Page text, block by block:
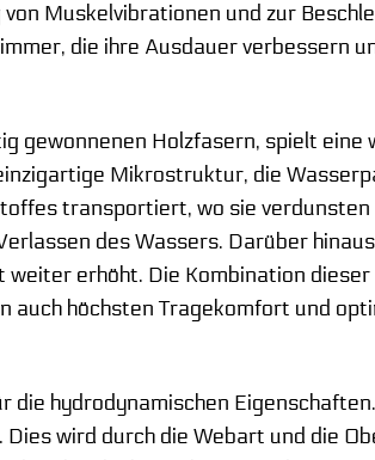
Muskelvibrationen und zur
die ihre Ausdauer verbessern
gewonnenen Holzfasern, spielt eine
Mikrostruktur, die
transportiert, wo sie
des Wassers. Darüber
erhöht. Die Kombination
auch höchsten Tragekomfort und
hydrodynamischen
wird durch die Webart und die